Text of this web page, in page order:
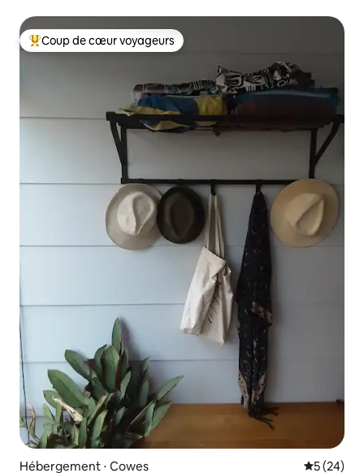
Coups de cœur voyageurs les plus appréciés
Coup de cœur voyageurs
Hébergement ⋅ Cowes
5 (24)